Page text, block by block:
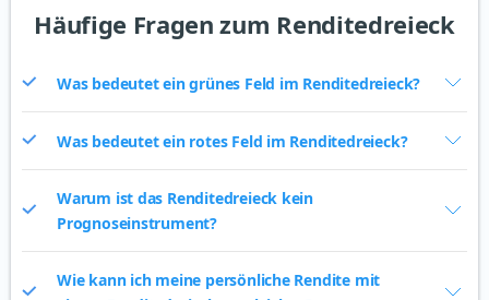
Häufige Fragen zum Renditedreieck
Was bedeutet ein grünes Feld im Renditedreieck?
Was bedeutet ein rotes Feld im Renditedreieck?
Warum ist das Renditedreieck kein
Prognoseinstrument?
Wie kann ich meine persönliche Rendite mit